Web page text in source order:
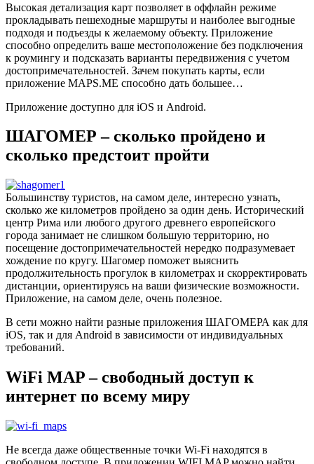
Высокая детализация карт позволяет в оффлайн режиме
прокладывать пешеходные маршруты и наиболее выгодные
подходя и подъезды к желаемому объекту. Приложение
способно определить ваше местоположение без подключения
к роумингу и подсказать варианты передвижения с учетом
достопримечательностей. Зачем покупать карты, если
приложение MAPS.ME способно дать большее…
Приложение доступно для iOS и Android.
ШАГОМЕР – сколько пройдено и
сколько предстоит пройти
Большинству туристов, на самом деле, интересно узнать,
сколько же километров пройдено за один день. Исторический
центр Рима или любого другого древнего европейского
города занимает не слишком большую территорию, но
посещение достопримечательностей нередко подразумевает
хождение по кругу. Шагомер поможет выяснить
продолжительность прогулок в километрах и скорректировать
дистанции, ориентируясь на ваши физические возможности.
Приложение, на самом деле, очень полезное.
В сети можно найти разные приложения ШАГОМЕРА как для
iOS, так и для Android в зависимости от индивидуальных
требований.
WiFi MAP – свободный доступ к
интернет по всему миру
Не всегда даже общественные точки Wi-Fi находятся в